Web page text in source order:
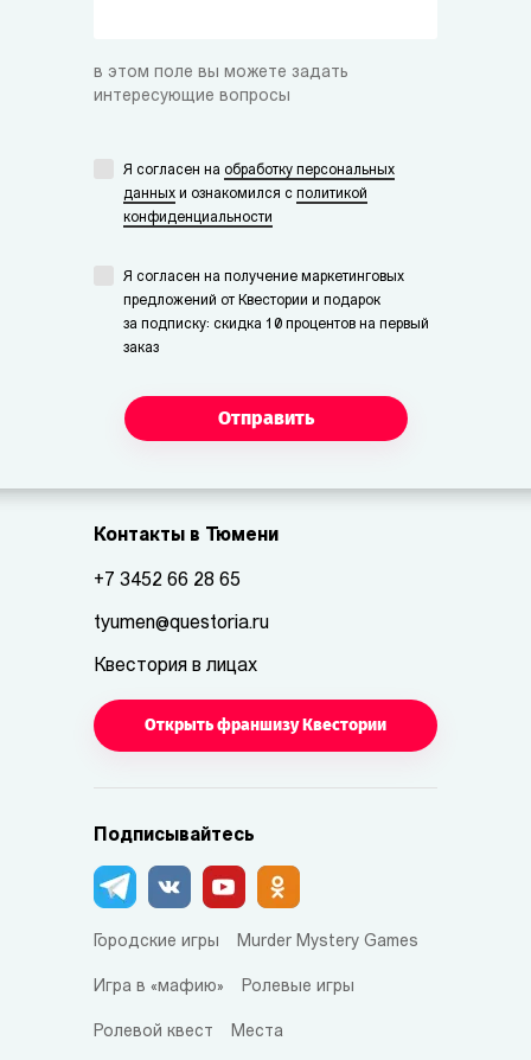
в этом поле вы можете задать
интересующие вопросы
Я согласен на обработку персональных
данных и ознакомился с политикой
конфиденциальности
Я согласен на получение маркетинговых
предложений от Квестории и подарок
за подписку: скидка 10 процентов на первый
заказ
Отправить
Контакты в Тюмени
+7 3452 66 28 65
tyumen@questoria.ru
Квестория в лицах
Открыть франшизу Квестории
Подписывайтесь
Городские игры Murder Mystery Games
Игра в «мафию» Ролевые игры
Ролевой квест Места